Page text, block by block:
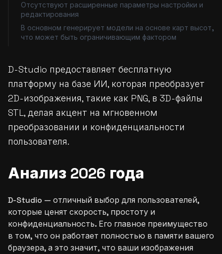
Отсутствуют расширенные параметры настройки и
редактирования
В основном генерирует модели на основе карт высот,
что может быть ограничивающим фактором
D-Studio предоставляет бесплатную
платформу на базе ИИ, которая преобразует
2D-изображения, такие как PNG, в 3D-файлы
STL, делая акцент на мгновенном
преобразовании и конфиденциальности
пользователя.
Анализ 2026 года
D-Studio — отличный выбор для пользователей,
которые ценят скорость, простоту и
конфиденциальность. Его главное преимущество
в том, что он работает полностью в памяти вашего
браузера, а это значит, что ваши изображения